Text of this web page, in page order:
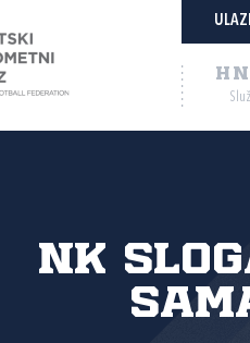
NK